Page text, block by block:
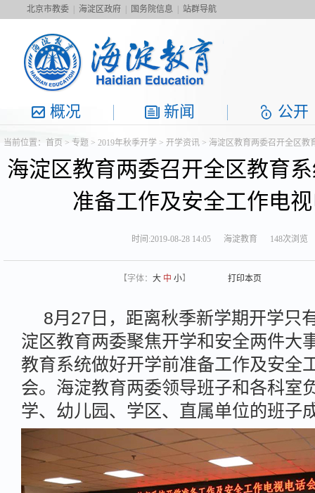
北京市教委 海淀区政府 国务院信息 站群导航
概况 新闻 公开
当前位置： 首页 > 专题 > 2019年秋季开学 > 开学资讯 > 海淀区教育两委召开全区教
海淀区教育两委召开全区教育
准备工作及安全工作电
时间:2019-08-28 14:05 海淀教育 148次浏览
【字体： 大 中 小】 打印本页
8月27日，距离秋季新学期开学只
淀区教育两委聚焦开学和安全两件大
教育系统做好开学前准备工作及安全
会。海淀教育两委领导班子和各科室
学、幼儿园、学区、直属单位的班子